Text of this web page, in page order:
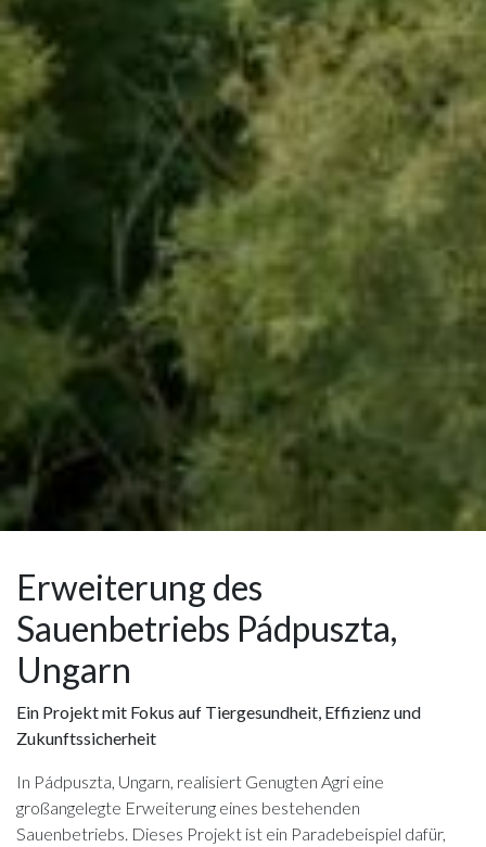
Erweiterung des
Sauenbetriebs Pádpuszta,
Ungarn
Ein Projekt mit Fokus auf Tiergesundheit, Effizienz und
Zukunftssicherheit
In Pádpuszta, Ungarn, realisiert Genugten Agri eine
großangelegte Erweiterung eines bestehenden
Sauenbetriebs. Dieses Projekt ist ein Paradebeispiel dafür,